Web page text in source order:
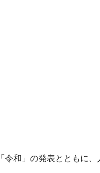
和」の発表とともに、